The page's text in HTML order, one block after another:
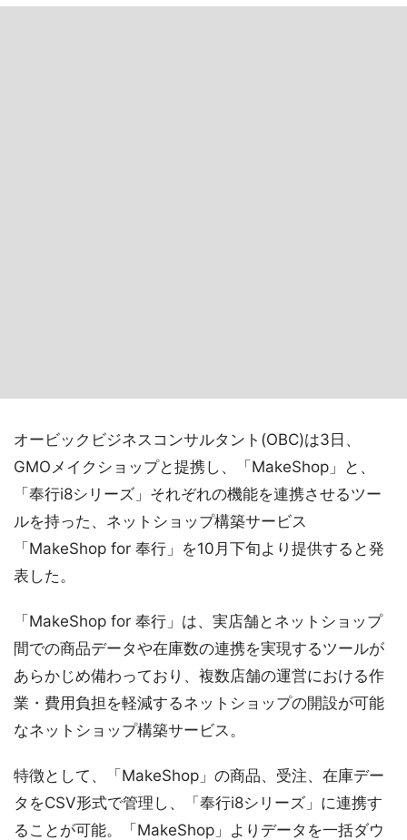
オービックビジネスコンサルタント(OBC)は3日、
GMOメイクショップと提携し、「MakeShop」と、
「奉行i8シリーズ」それぞれの機能を連携させるツー
ルを持った、ネットショップ構築サービス
「MakeShop for 奉行」を10月下旬より提供すると発
表した。
「MakeShop for 奉行」は、実店舗とネットショップ
間での商品データや在庫数の連携を実現するツールが
あらかじめ備わっており、複数店舗の運営における作
業・費用負担を軽減するネットショップの開設が可能
なネットショップ構築サービス。
特徴として、「MakeShop」の商品、受注、在庫デー
タをCSV形式で管理し、「奉行i8シリーズ」に連携す
ることが可能。「MakeShop」よりデータを一括ダウ